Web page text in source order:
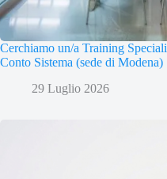
Cerchiamo un/a Training
Conto Sistema (sede di Modena)
29 Luglio 2026